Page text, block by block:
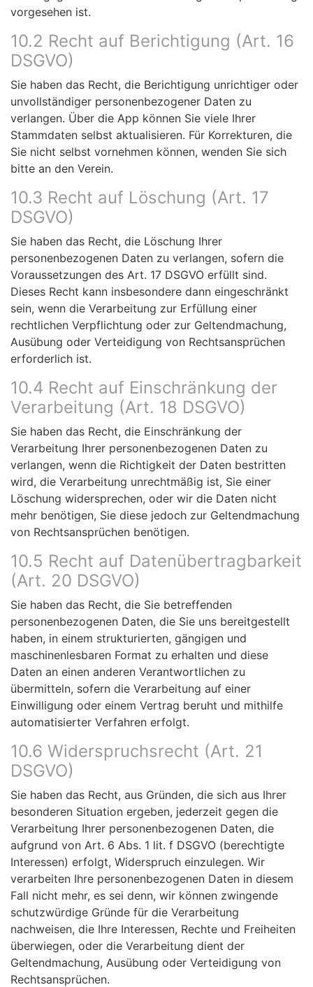
vorgesehen ist.
10.2 Recht auf Berichtigung (Art. 16
DSGVO)
Sie haben das Recht, die Berichtigung unrichtiger oder
unvollständiger personenbezogener Daten zu
verlangen. Über die App können Sie viele Ihrer
Stammdaten selbst aktualisieren. Für Korrekturen, die
Sie nicht selbst vornehmen können, wenden Sie sich
bitte an den Verein.
10.3 Recht auf Löschung (Art. 17
DSGVO)
Sie haben das Recht, die Löschung Ihrer
personenbezogenen Daten zu verlangen, sofern die
Voraussetzungen des Art. 17 DSGVO erfüllt sind.
Dieses Recht kann insbesondere dann eingeschränkt
sein, wenn die Verarbeitung zur Erfüllung einer
rechtlichen Verpflichtung oder zur Geltendmachung,
Ausübung oder Verteidigung von Rechtsansprüchen
erforderlich ist.
10.4 Recht auf Einschränkung der
Verarbeitung (Art. 18 DSGVO)
Sie haben das Recht, die Einschränkung der
Verarbeitung Ihrer personenbezogenen Daten zu
verlangen, wenn die Richtigkeit der Daten bestritten
wird, die Verarbeitung unrechtmäßig ist, Sie einer
Löschung widersprechen, oder wir die Daten nicht
mehr benötigen, Sie diese jedoch zur Geltendmachung
von Rechtsansprüchen benötigen.
10.5 Recht auf Datenübertragbarkeit
(Art. 20 DSGVO)
Sie haben das Recht, die Sie betreffenden
personenbezogenen Daten, die Sie uns bereitgestellt
haben, in einem strukturierten, gängigen und
maschinenlesbaren Format zu erhalten und diese
Daten an einen anderen Verantwortlichen zu
übermitteln, sofern die Verarbeitung auf einer
Einwilligung oder einem Vertrag beruht und mithilfe
automatisierter Verfahren erfolgt.
10.6 Widerspruchsrecht (Art. 21
DSGVO)
Sie haben das Recht, aus Gründen, die sich aus Ihrer
besonderen Situation ergeben, jederzeit gegen die
Verarbeitung Ihrer personenbezogenen Daten, die
aufgrund von Art. 6 Abs. 1 lit. f DSGVO (berechtigte
Interessen) erfolgt, Widerspruch einzulegen. Wir
verarbeiten Ihre personenbezogenen Daten in diesem
Fall nicht mehr, es sei denn, wir können zwingende
schutzwürdige Gründe für die Verarbeitung
nachweisen, die Ihre Interessen, Rechte und Freiheiten
überwiegen, oder die Verarbeitung dient der
Geltendmachung, Ausübung oder Verteidigung von
Rechtsansprüchen.